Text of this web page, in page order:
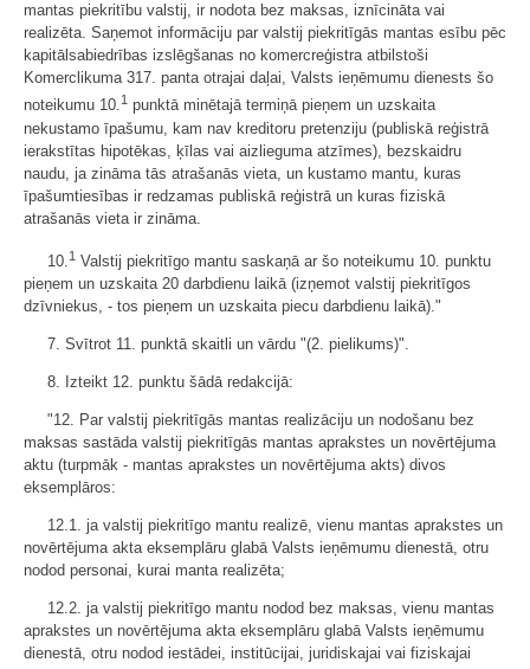
mantas piekritību valstij, ir nodota bez maksas, iznīcināta vai
realizēta. Saņemot informāciju par valstij piekritīgās mantas esību pēc
kapitālsabiedrības izslēgšanas no komercreģistra atbilstoši
Komerclikuma 317. panta otrajai daļai, Valsts ieņēmumu dienests šo
noteikumu 10.1 punktā minētajā termiņā pieņem un uzskaita
nekustamo īpašumu, kam nav kreditoru pretenziju (publiskā reģistrā
ierakstītas hipotēkas, ķīlas vai aizlieguma atzīmes), bezskaidru
naudu, ja zināma tās atrašanās vieta, un kustamo mantu, kuras
īpašumtiesības ir redzamas publiskā reģistrā un kuras fiziskā
atrašanās vieta ir zināma.
10. 1 Valstij piekritīgo mantu saskaņā ar šo noteikumu 10. punktu
pieņem un uzskaita 20 darbdienu laikā (izņemot valstij piekritīgos
dzīvniekus, - tos pieņem un uzskaita piecu darbdienu laikā)."
7. Svītrot 11. punktā skaitli un vārdu "(2. pielikums)".
8. Izteikt 12. punktu šādā redakcijā:
"12. Par valstij piekritīgās mantas realizāciju un nodošanu bez
maksas sastāda valstij piekritīgās mantas aprakstes un novērtējuma
aktu (turpmāk - mantas aprakstes un novērtējuma akts) divos
eksemplāros:
12.1. ja valstij piekritīgo mantu realizē, vienu mantas aprakstes un
novērtējuma akta eksemplāru glabā Valsts ieņēmumu dienestā, otru
nodod personai, kurai manta realizēta;
12.2. ja valstij piekritīgo mantu nodod bez maksas, vienu mantas
aprakstes un novērtējuma akta eksemplāru glabā Valsts ieņēmumu
dienestā, otru nodod iestādei, institūcijai, juridiskajai vai fiziskajai